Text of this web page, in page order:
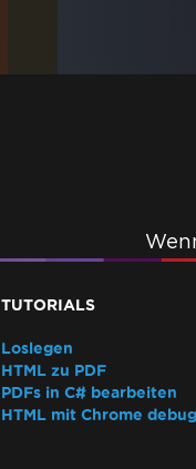
TUTORIALS
Loslegen
HTML zu PDF
PDFs in C# bearbeiten
HTML mit Chrome